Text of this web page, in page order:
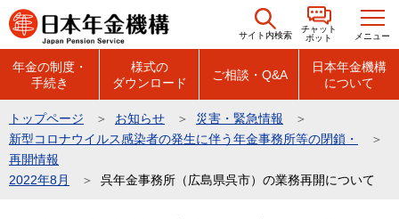
こ
の
の
先
頭
サイト内検索
チャット
ボット
メニュー
年金の制度・
手続き
様式の
ダウンロード
ご相談・Q&A
日本年金機構
について
トップページ お知らせ
災害・緊急情報
新型コロナウイルス感染者の発生に伴う年金事務所等の閉鎖・
再開情報
2022年8月
呉年金事務所（広島県呉市）の業務再開について